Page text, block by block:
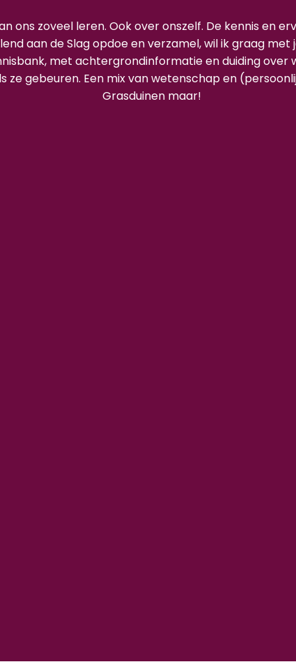
ons zoveel leren. Ook over onszelf. De kennis en
aan de Slag opdoe en verzamel, wil ik graag met
met achtergrondinformatie en duiding over
ze gebeuren. Een mix van wetenschap en
Grasduinen maar!